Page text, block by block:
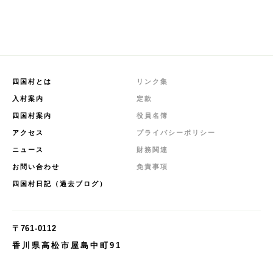
四国村とは
入村案内
四国村案内
アクセス
ニュース
お問い合わせ
四国村日記（過去ブログ）
リンク集
定款
役員名簿
プライバシーポリシー
財務関連
免責事項
〒761-0112
香川県高松市屋島中町91